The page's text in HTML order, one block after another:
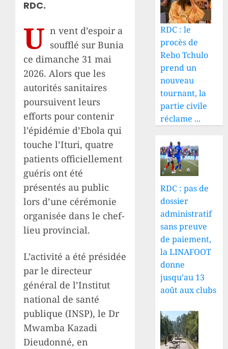
RDC.
U n vent d’espoir a
soufflé sur Bunia
ce dimanche 31 mai
2026. Alors que les
autorités sanitaires
poursuivent leurs
efforts pour contenir
l’épidémie d’Ebola qui
touche l’Ituri, quatre
patients officiellement
guéris ont été
présentés au public
lors d’une cérémonie
organisée dans le chef-
lieu provincial.
L’activité a été présidée
par le directeur
général de l’Institut
national de santé
publique (INSP), le Dr
Mwamba Kazadi
Dieudonné, en
RDC : le
procès de
Rebo Tchulo
prend un
nouveau
tournant, la
partie civile
réclame ...
RDC : pas de
dossier
administratif
sans preuve
de paiement,
la LINAFOOT
donne
jusqu’au 13
août aux clubs